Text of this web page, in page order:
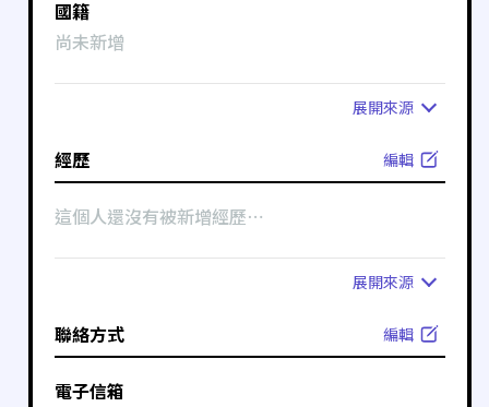
國籍
尚未新增
展開來源
經歷 編輯
這個人還沒有被新增經歷⋯
展開來源
聯絡方式 編輯
電子信箱